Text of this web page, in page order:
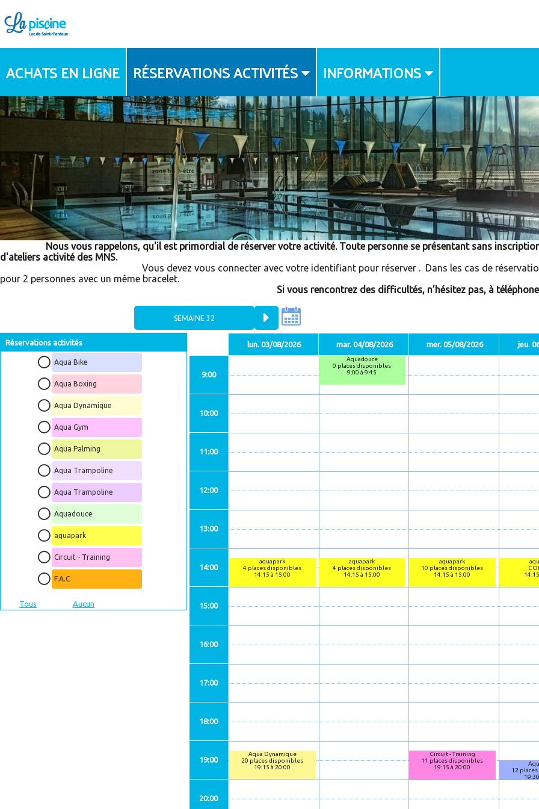
ACHATS EN LIGNE RÉSERVATIONS ACTIVITÉS
PLANNING
INFORMATIONS
FLYER
DROIT A L'IMAGE
Nous vous rappelons, qu'il est primordial de réserver votre activité. Toute personne se présentant sans
d'ateliers activité des MNS.
Vous devez vous connecter avec votre identifiant pour réserver . Dans les cas de réservation, 1
pour 2 personnes avec un même bracelet.
Si vous rencontrez des difficultés, n’hésitez pas, à téléphoner ou à vous
Réservations activités
Aqua Bike
Aqua Boxing
Aqua Dynamique
Aqua Gym
Aqua Palming
Aqua Trampoline
Aqua Trampoline
Aquadouce
aquapark
Circuit - Training
F.A.C
Tous Aucun
lun. 03/08/2026 mar. 04/08/2026 mer. 05/08/2026 jeu.
9:00
10:00
11:00
12:00
13:00
14:00
15:00
16:00
17:00
18:00
19:00
20:00
aquapark
4 places disponibles
14:15 à 15:00
Aqua Dynamique
20 places disponibles
19:15 à 20:00
Aquadouce
0 places disponibles
9:00 à 9:45
aquapark
4 places disponibles
14:15 à 15:00
aquapark
10 places disponibles
14:15 à 15:00
Circuit - Training
11 places disponibles
19:15 à 20:00
12